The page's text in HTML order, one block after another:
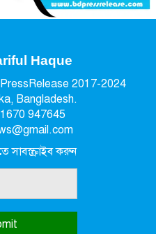
Haque
2017-2024
Bangladesh.
947645
সাবস্ক্রাইব করুন